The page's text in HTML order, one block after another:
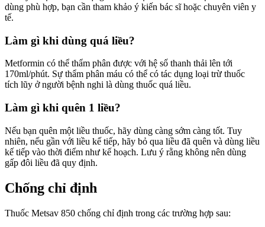
dùng phù hợp, bạn cần tham khảo ý kiến bác sĩ hoặc chuyên viên y
tế.
Làm gì khi dùng quá liều?
Metformin có thể thẩm phân được với hệ số thanh thải lên tới
170ml/phút. Sự thẩm phân máu có thể có tác dụng loại trừ thuốc
tích lũy ở người bệnh nghi là dùng thuốc quá liều.
Làm gì khi quên 1 liều?
Nếu bạn quên một liều thuốc, hãy dùng càng sớm càng tốt. Tuy
nhiên, nếu gần với liều kế tiếp, hãy bỏ qua liều đã quên và dùng liều
kế tiếp vào thời điểm như kế hoạch. Lưu ý rằng không nên dùng
gấp đôi liều đã quy định.
Chống chỉ định
Thuốc Metsav 850 chống chỉ định trong các trường hợp sau: